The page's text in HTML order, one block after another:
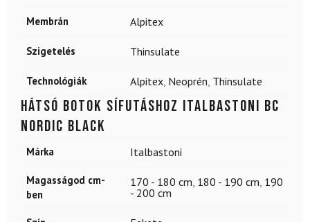
Membrán Alpitex
Szigetelés Thinsulate
Technológiák Alpitex Neoprén Thinsulate
Hátsó botok sífutáshoz ITALBASTONI BC
Nordic Black
Márka Italbastoni
Magasságod cm-
ben
170 - 180 cm 180 - 190 cm 190
- 200 cm